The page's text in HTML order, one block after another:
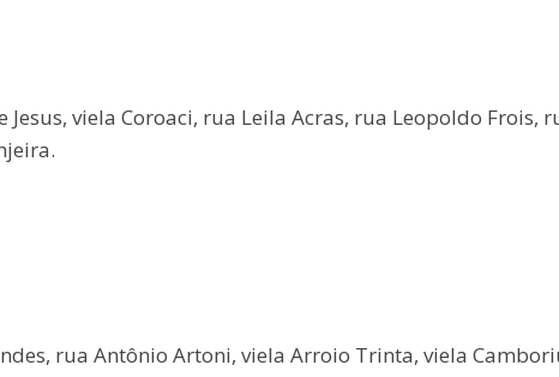
viela Coroaci, rua Leila Acras, rua Leopoldo Frois,
rua Antônio Artoni, viela Arroio Trinta, viela